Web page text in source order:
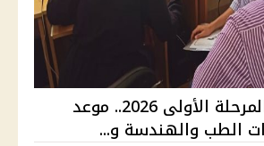
نتيجة تنسيق المرحلة الأولى 2026.. موعد
الطب والهندسة و...